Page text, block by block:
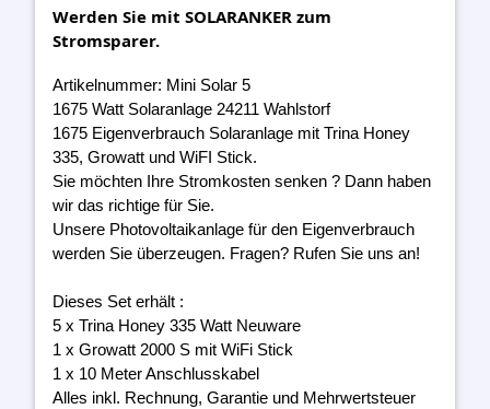
Werden Sie mit SOLARANKER zum
Stromsparer.
Artikelnummer: Mini Solar 5
1675 Watt Solaranlage 24211 Wahlstorf
1675 Eigenverbrauch Solaranlage mit Trina Honey
335, Growatt und WiFI Stick.
Sie möchten Ihre Stromkosten senken ? Dann haben
wir das richtige für Sie.
Unsere Photovoltaikanlage für den Eigenverbrauch
werden Sie überzeugen. Fragen? Rufen Sie uns an!
Dieses Set erhält :
5 x Trina Honey 335 Watt Neuware
1 x Growatt 2000 S mit WiFi Stick
1 x 10 Meter Anschlusskabel
Alles inkl. Rechnung, Garantie und Mehrwertsteuer